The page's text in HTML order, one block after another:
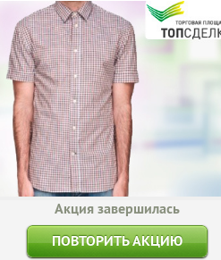
Акция завершилась
ПОВТОРИТЬ АКЦИЮ